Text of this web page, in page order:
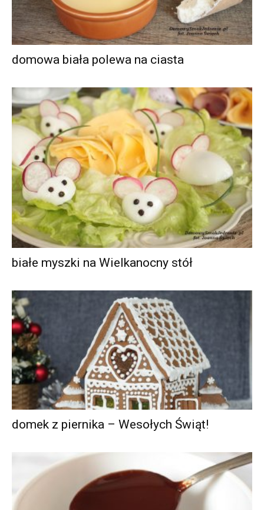
domowa biała polewa na ciasta
białe myszki na Wielkanocny stół
domek z piernika – Wesołych Świąt!